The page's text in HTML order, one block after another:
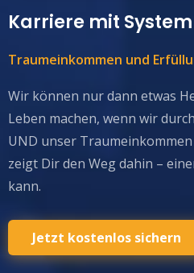
Karriere mit System
Traumeinkommen und
Wir können nur dann etwas
Leben machen, wenn wir
UND unser
zeigt Dir den Weg dahin –
kann.
Jetzt kostenlos sichern